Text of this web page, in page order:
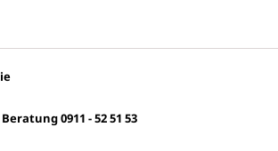
Beratung0911 - 52 51 53